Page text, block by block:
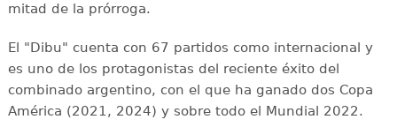
mitad de la prórroga.
El "Dibu" cuenta con 67 partidos como internacional y
es uno de los protagonistas del reciente éxito del
combinado argentino, con el que ha ganado dos Copa
América (2021, 2024) y sobre todo el Mundial 2022.